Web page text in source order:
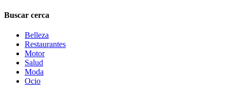
Buscar cerca
Belleza
Restaurantes
Motor
Salud
Moda
Ocio